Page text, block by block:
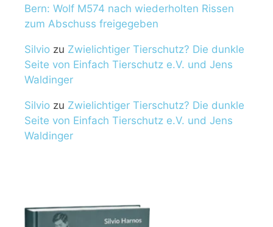
Bern: Wolf M574 nach wiederholten Rissen
zum Abschuss freigegeben
Silvio zu Zwielichtiger Tierschutz? Die dunkle
Seite von Einfach Tierschutz e.V. und Jens
Waldinger
Silvio zu Zwielichtiger Tierschutz? Die dunkle
Seite von Einfach Tierschutz e.V. und Jens
Waldinger